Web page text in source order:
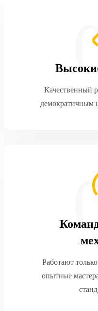
Качественный
демократичным
Работают
опытные